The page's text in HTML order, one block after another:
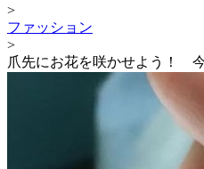
>
ファッション
>
爪先にお花を咲かせよう！